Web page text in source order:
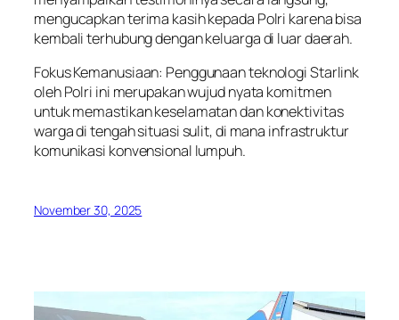
mengucapkan terima kasih kepada Polri karena bisa
kembali terhubung dengan keluarga di luar daerah.
Fokus Kemanusiaan: Penggunaan teknologi Starlink
oleh Polri ini merupakan wujud nyata komitmen
untuk memastikan keselamatan dan konektivitas
warga di tengah situasi sulit, di mana infrastruktur
komunikasi konvensional lumpuh.
November 30, 2025